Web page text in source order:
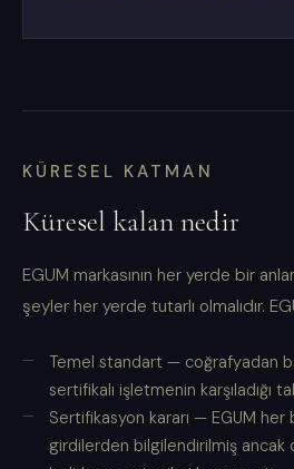
KÜRESEL KATMAN
Küresel kalan nedir
EGUM markasının her yerde bir
şeyler her yerde tutarlı olmalıdır.
Temel standart — coğrafyadan
sertifikalı işletmenin karşıladığı
Sertifikasyon kararı — EGUM
girdilerden bilgilendirilmiş ancak